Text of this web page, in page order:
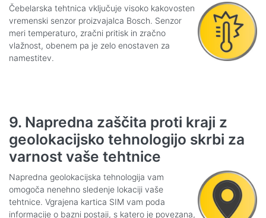
Čebelarska tehtnica vključuje visoko kakovosten
vremenski senzor proizvajalca Bosch. Senzor
meri temperaturo, zračni pritisk in zračno
vlažnost, obenem pa je zelo enostaven za
namestitev.
9. Napredna zaščita proti kraji z
geolokacijsko tehnologijo skrbi za
varnost vaše tehtnice
Napredna geolokacijska tehnologija vam
omogoča nenehno sledenje lokaciji vaše
tehtnice. Vgrajena kartica SIM vam poda
informacije o bazni postaji, s katero je povezana,